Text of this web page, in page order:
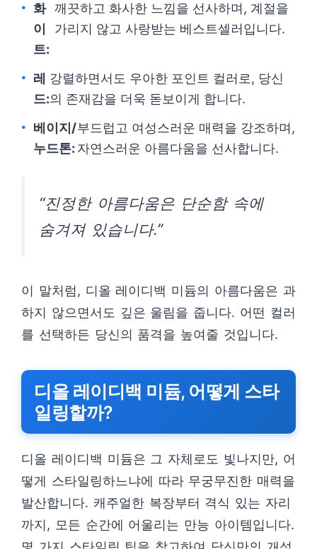
화
이
트:
깨끗하고 화사한 느낌을 선사하며, 계절을
가리지 않고 사랑받는 베스트셀러입니다.
레
드:
강렬하면서도 우아한 포인트 컬러로, 당신
의 존재감을 더욱 돋보이게 합니다.
베이지/
누드톤:
부드럽고 여성스러운 매력을 강조하며,
자연스러운 아름다움을 선사합니다.
“진정한 아름다움은 단순함 속에
숨겨져 있습니다.”
이 말처럼, 디올 레이디백 미듐의 아름다움은 과
하지 않으면서도 깊은 울림을 줍니다. 어떤 컬러
를 선택하든 당신의 품격을 높여줄 것입니다.
디올 레이디백 미듐, 어떻게 스타
일링할까?
디올 레이디백 미듐은 그 자체로도 빛나지만, 어
떻게 스타일링하느냐에 따라 무궁무진한 매력을
발산합니다. 캐주얼한 복장부터 격식 있는 자리
까지, 모든 순간에 어울리는 만능 아이템입니다.